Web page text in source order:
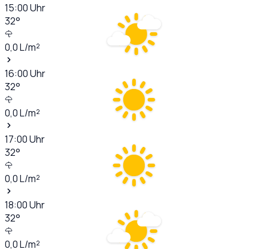
15:00Uhr
32°
0,0L/m²
16:00Uhr
32°
0,0L/m²
17:00Uhr
32°
0,0L/m²
18:00Uhr
32°
0,0L/m²